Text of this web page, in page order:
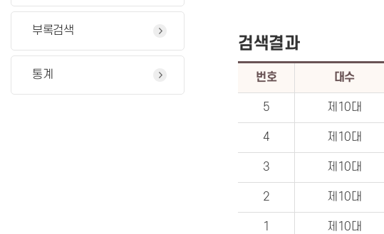
부록검색
통계
검색결과
번호 대수
5 제10대
4 제10대
3 제10대
2 제10대
1 제10대